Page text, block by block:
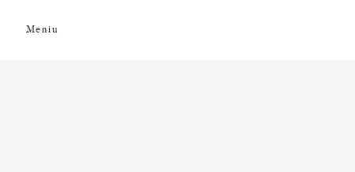
Meniu